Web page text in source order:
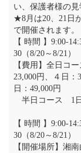
い、保護者様の見
★8月は20、21日
で開催されます。
【 時間 】
30（8/20～8/21）
【費用】全日コ
23,000円、４日：
日：49,000円
半日コース 1日
【 時間 】
30（8/20～8/21）
【開催場所】湘